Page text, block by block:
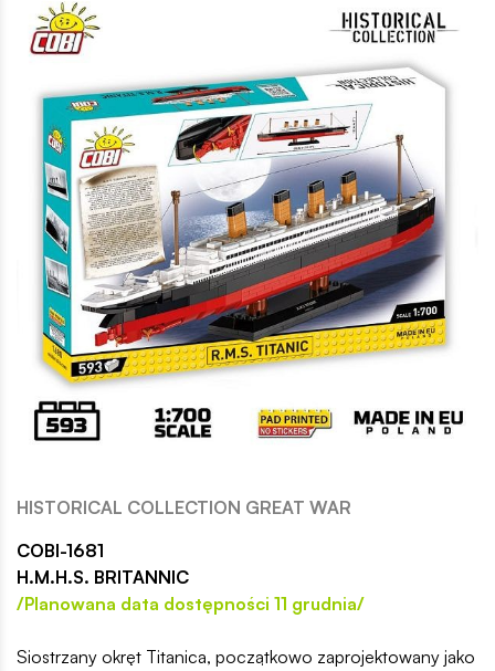
HISTORICAL COLLECTION GREAT WAR
COBI-1681
H.M.H.S. BRITANNIC
/Planowana data dostępności 11 grudnia/
Siostrzany okręt Titanica, początkowo zaprojektowany jako